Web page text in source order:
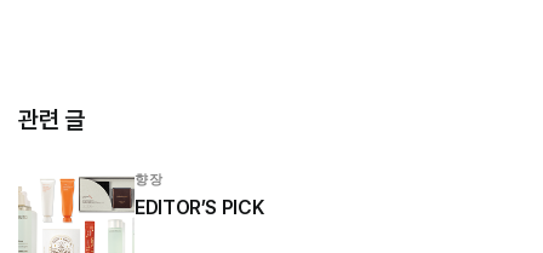
관련 글
향장
EDITOR’S PICK